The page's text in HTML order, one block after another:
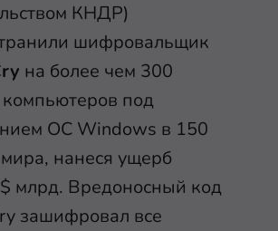
КНДР)
шифровальщик
на более чем 300
под
ОС Windows в 150
нанеся ущерб
млрд. Вредоносный код
зашифровал все